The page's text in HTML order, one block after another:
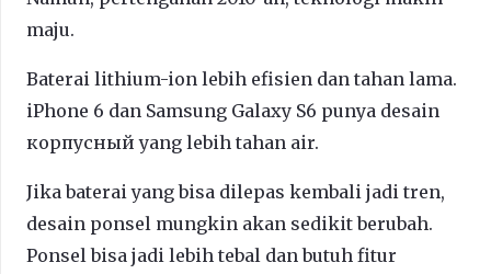
maju.
Baterai lithium-ion lebih efisien dan tahan lama.
iPhone 6 dan Samsung Galaxy S6 punya desain
корпусный yang lebih tahan air.
Jika baterai yang bisa dilepas kembali jadi tren,
desain ponsel mungkin akan sedikit berubah.
Ponsel bisa jadi lebih tebal dan butuh fitur